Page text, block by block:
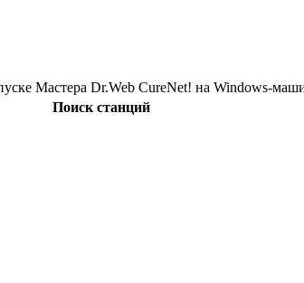
Мастера Dr.Web CureNet! на Windows-
Поиск станций